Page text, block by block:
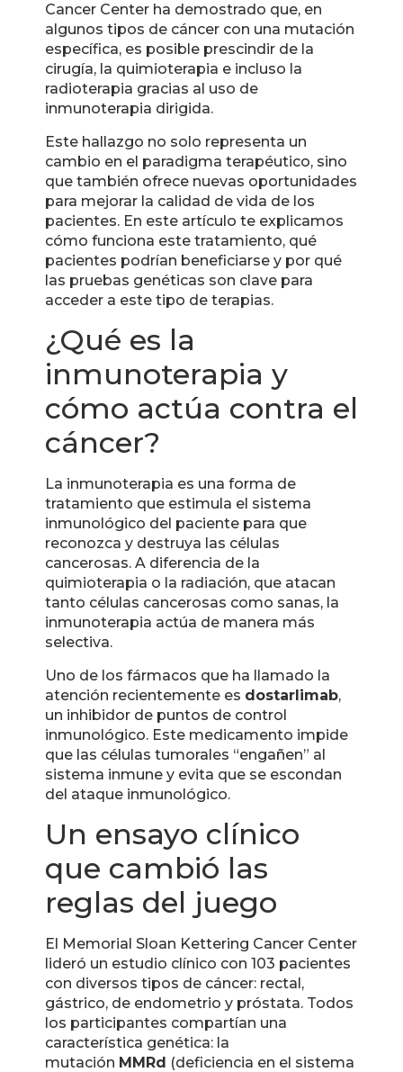
Cancer Center ha demostrado que, en
algunos tipos de cáncer con una mutación
específica, es posible prescindir de la
cirugía, la quimioterapia e incluso la
radioterapia gracias al uso de
inmunoterapia dirigida.
Este hallazgo no solo representa un
cambio en el paradigma terapéutico, sino
que también ofrece nuevas oportunidades
para mejorar la calidad de vida de los
pacientes. En este artículo te explicamos
cómo funciona este tratamiento, qué
pacientes podrían beneficiarse y por qué
las pruebas genéticas son clave para
acceder a este tipo de terapias.
¿Qué es la
inmunoterapia y
cómo actúa contra el
cáncer?
La inmunoterapia es una forma de
tratamiento que estimula el sistema
inmunológico del paciente para que
reconozca y destruya las células
cancerosas. A diferencia de la
quimioterapia o la radiación, que atacan
tanto células cancerosas como sanas, la
inmunoterapia actúa de manera más
selectiva.
Uno de los fármacos que ha llamado la
atención recientemente es dostarlimab,
un inhibidor de puntos de control
inmunológico. Este medicamento impide
que las células tumorales “engañen” al
sistema inmune y evita que se escondan
del ataque inmunológico.
Un ensayo clínico
que cambió las
reglas del juego
El Memorial Sloan Kettering Cancer Center
lideró un estudio clínico con 103 pacientes
con diversos tipos de cáncer: rectal,
gástrico, de endometrio y próstata. Todos
los participantes compartían una
característica genética: la
mutación MMRd (deficiencia en el sistema